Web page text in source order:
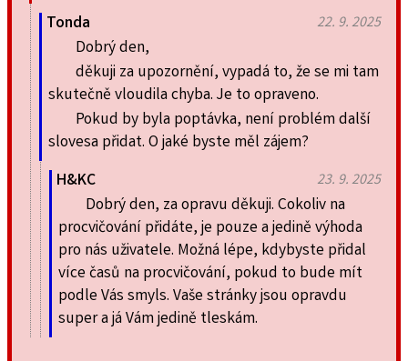
Tonda 22. 9. 2025
Dobrý den,
děkuji za upozornění, vypadá to, že se mi tam
skutečně vloudila chyba. Je to opraveno.
Pokud by byla poptávka, není problém další
slovesa přidat. O jaké byste měl zájem?
H&KC
23. 9. 2025
Dobrý den, za opravu děkuji. Cokoliv na
procvičování přidáte, je pouze a jedině výhoda
pro nás uživatele. Možná lépe, kdybyste přidal
více časů na procvičování, pokud to bude mít
podle Vás smyls. Vaše stránky jsou opravdu
super a já Vám jedině tleskám.